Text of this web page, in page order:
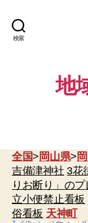
検索
地
全国> 岡山県>
吉備津神社 3花
りお断り」のプ
立小便禁止看板
俗看板 天神町